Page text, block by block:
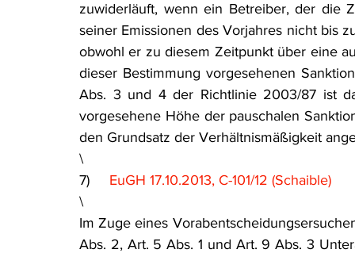
zuwiderläuft, wenn ein Betreiber, der die
seiner Emissionen des Vorjahres nicht bis
obwohl er zu diesem Zeitpunkt über eine
dieser Bestimmung vorgesehenen
Abs. 3 und 4 der Richtlinie 2003/87 ist
vorgesehene Höhe der pauschalen
den Grundsatz der Verhältnismäßigkeit
\
7) EuGH 17.10.2013, C-101/12 (Schaible)
\
Im Zuge eines
Abs. 2, Art. 5 Abs. 1 und Art. 9 Abs. 3